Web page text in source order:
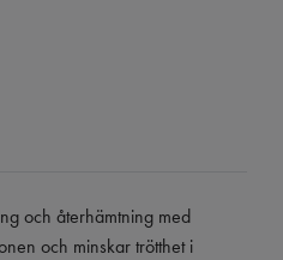
och återhämtning med
och minskar trötthet i